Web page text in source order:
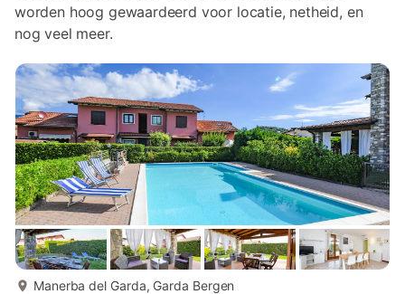
worden hoog gewaardeerd voor locatie, netheid, en
nog veel meer.
Manerba del Garda, Garda Bergen